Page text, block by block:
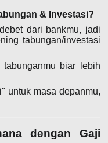
& Investasi?
dari bankmu, jadi
tabungan/investasi
tabunganmu biar lebih
untuk masa depanmu,
dengan Gaji